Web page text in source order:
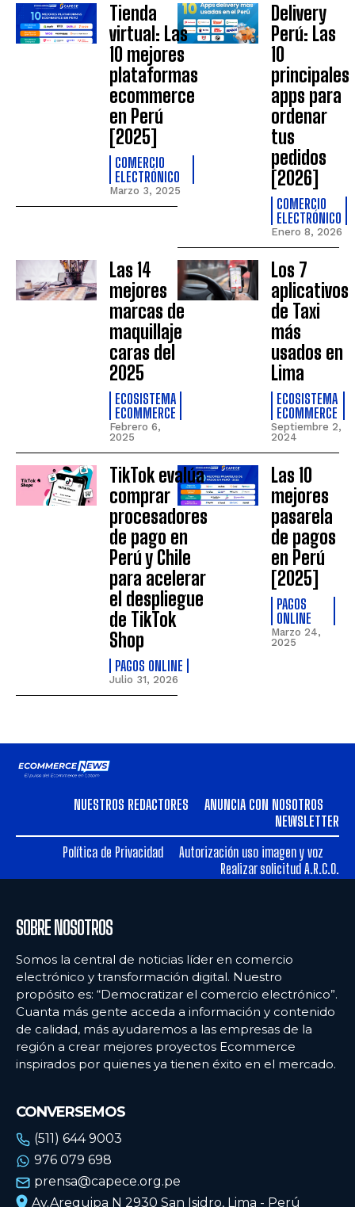
Tienda
virtual: Las
10 mejores
plataformas
ecommerce
en Perú
[2025]
COMERCIO
ELECTRÓNICO
Marzo 3, 2025
Delivery
Perú: Las
10
principales
apps para
ordenar
tus
pedidos
[2026]
COMERCIO
ELECTRÓNICO
Enero 8, 2026
Las 14
mejores
marcas de
maquillaje
caras del
2025
ECOSISTEMA
ECOMMERCE
Febrero 6,
2025
Los 7
aplicativos
de Taxi
más
usados en
Lima
ECOSISTEMA
ECOMMERCE
Septiembre 2,
2024
TikTok evalúa
comprar
procesadores
de pago en
Perú y Chile
para acelerar
el despliegue
de TikTok
Shop
PAGOS ONLINE
Julio 31, 2026
Las 10
mejores
pasarela
de pagos
en Perú
[2025]
PAGOS
ONLINE
Marzo 24,
2025
NUESTROS REDACTORES
ANUNCIA CON NOSOTROS
NEWSLETTER
Política de Privacidad
Autorización uso imagen y voz
Realizar solicitud A.R.C.O.
SOBRE NOSOTROS
Somos la central de noticias líder en comercio
electrónico y transformación digital. Nuestro
propósito es: “Democratizar el comercio electrónico”.
Cuanta más gente acceda a información y contenido
de calidad, más ayudaremos a las empresas de la
región a crear mejores proyectos Ecommerce
inspirados por quienes ya tienen éxito en el mercado.
CONVERSEMOS
(511) 644 9003
976 079 698
prensa@capece.org.pe
Av.Arequipa N 2930 San Isidro, Lima - Perú